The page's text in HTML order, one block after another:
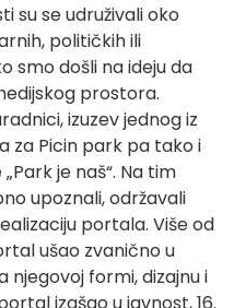
su se udruživali oko
političkih ili
smo došli na ideju da
prostora.
izuzev jednog iz
za Picin park pa tako i
je naš“. Na tim
upoznali, održavali
portala. Više od
ušao zvanično u
njegovoj formi, dizajnu i